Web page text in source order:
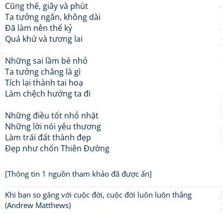
Cũng thế, giây và phút
Ta tưởng ngắn, không dài
Đã làm nên thế kỷ
Quá khứ và tương lai
Những sai lầm bé nhỏ
Ta tưởng chẳng là gì
Tích lại thành tai hoạ
Làm chệch hướng ta đi
Những điều tốt nhỏ nhặt
Những lời nói yêu thương
Làm trái đất thành đẹp
Đẹp như chốn Thiên Đường
[Thông tin 1 nguồn tham khảo đã được ẩn]
Khi bạn so găng với cuộc đời, cuộc đời luôn luôn thắng
(Andrew Matthews)